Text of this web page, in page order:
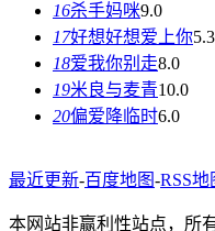
16杀手妈咪9.0
17好想好想爱上你5.3
18爱我你别走8.0
19米良与麦青10.0
20偏爱降临时6.0
最近更新-百度地图-RSS地
本网站非赢利性站点，所